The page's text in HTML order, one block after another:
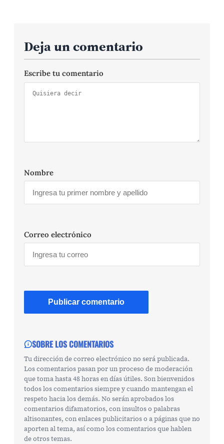
Deja un comentario
Escribe tu comentario
Nombre
Correo electrónico
SOBRE LOS COMENTARIOS
Tu dirección de correo electrónico no será publicada.
Los comentarios pasan por un proceso de moderación
que toma hasta 48 horas en días útiles. Son bienvenidos
todos los comentarios siempre y cuando mantengan el
respeto hacia los demás. No serán aprobados los
comentarios difamatorios, con insultos o palabras
altisonantes, con enlaces publicitarios o a páginas que no
aporten al tema, así como los comentarios que hablen
de otros temas.